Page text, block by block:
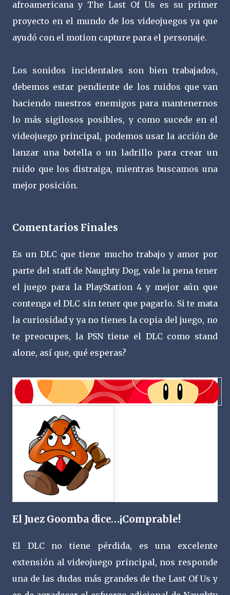
afroamericana y The Last Of Us es su primer
proyecto en el mundo de los videojuegos ya que
ayudó con el motion capture para el personaje.
Los sonidos incidentales son bien trabajados,
debemos estar pendiente de los ruidos que van
haciendo nuestros enemigos para mantenernos
lo más sigilosos posibles, y como sucede en el
videojuego principal, podemos usar la acción de
lanzar una botella o un ladrillo para crear un
ruido que los distraiga, mientras buscamos una
mejor posición.
Comentarios Finales
Es un DLC que tiene mucho trabajo y amor por
parte del staff de Naughty Dog, vale la pena tener
el juego para la PlayStation 4 y mejor aún que
contenga el DLC sin tener que pagarlo. Si te mata
la curiosidad y ya no tienes la copia del juego, no
te preocupes, la PSN tiene el DLC como stand
alone, así que, qué esperas?
El Juez Goomba dice…¡Comprable!
El DLC no tiene pérdida, es una excelente
extensión al videojuego principal, nos responde
una de las dudas más grandes de the Last Of Us y